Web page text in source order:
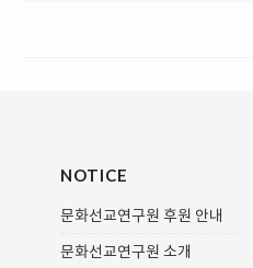
NOTICE
문화선교연구원 후원 안내
문화선교연구원 소개